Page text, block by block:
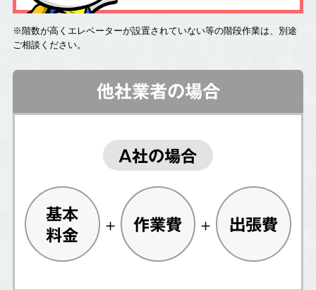
※階数が高くエレベーターが設置されていない等の階段作業は、別途
ご相談ください。
他社業者の場合
A社の場合
基本
料金
作業費 出張費